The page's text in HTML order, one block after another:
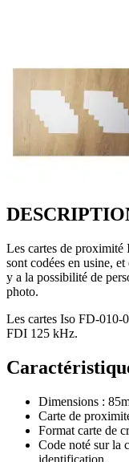
Les cartes de proximité
sont codées en usine,
y a la possibilité de
photo.
Les cartes Iso FD-010-
FDI 125 kHz.
Dimensions :
Carte de
Format carte de
Code noté sur la
identification.